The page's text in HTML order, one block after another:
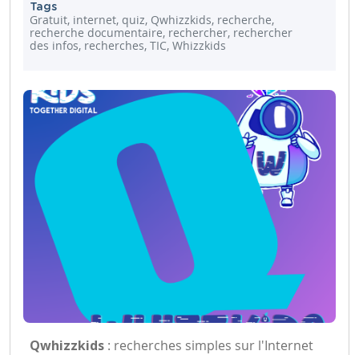
Tags
Gratuit, internet, quiz, Qwhizzkids, recherche,
recherche documentaire, rechercher, rechercher
des infos, recherches, TIC, Whizzkids
Qwhizzkids : recherches simples sur l'Internet